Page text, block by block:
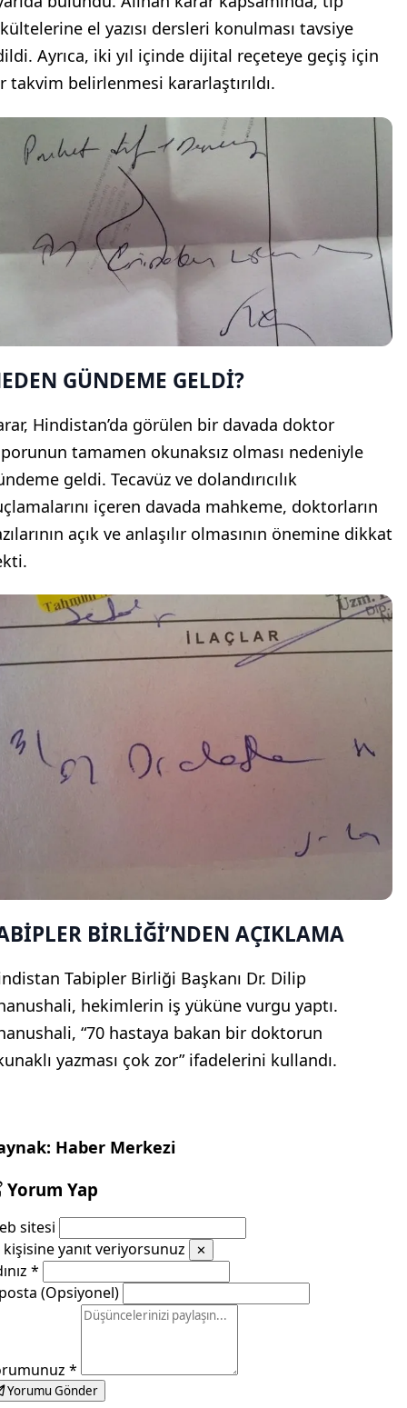
el yazısı dersleri konulması tavsiye
Ayrıca, iki yıl içinde dijital reçeteye geçiş için
takvim belirlenmesi kararlaştırıldı.
GÜNDEME GELDİ?
Hindistan’da görülen bir davada doktor
tamamen okunaksız olması nedeniyle
geldi. Tecavüz ve dolandırıcılık
içeren davada mahkeme, doktorların
açık ve anlaşılır olmasının önemine dikkat
BİRLİĞİ’NDEN AÇIKLAMA
Tabipler Birliği Başkanı Dr. Dilip
hekimlerin iş yüküne vurgu yaptı.
“70 hastaya bakan bir doktorun
yazması çok zor” ifadelerini kullandı.
Haber Merkezi
Yorum Yap
sitesi
kişisine yanıt veriyorsunuz
✕
*
(Opsiyonel)
*
Yorumu Gönder